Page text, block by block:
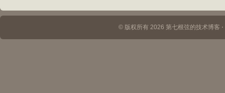
© 版权所有 2026 第七根弦的技术博客